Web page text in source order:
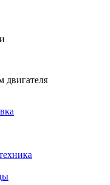
двигателя